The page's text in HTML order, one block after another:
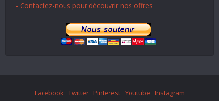
- Contactez-nous pour découvrir nos offres
Facebook Twitter Pinterest Youtube Instagram